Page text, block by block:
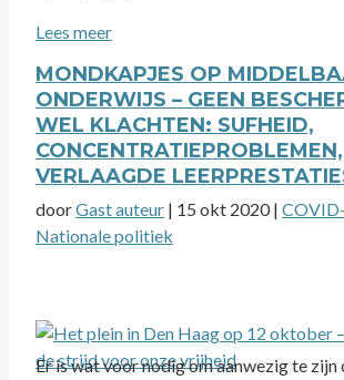
Lees meer
MONDKAPJES OP
ONDERWIJS – GEEN
WEL KLACHTEN: SUFHEID,
CONCENTRATIEPROBLEMEN,
VERLAAGDE
doorGast auteur | 15 okt 2020|
Nationale politiek
Er is wat voor nodig om aanwezig te zijn